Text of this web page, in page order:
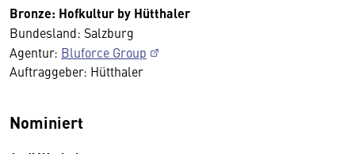
Bronze: Hofkultur by Hütthaler
Bundesland: Salzburg
Agentur: Bluforce Group
Auftraggeber: Hütthaler
Nominiert